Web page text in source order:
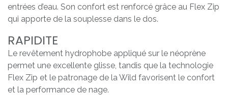
entrées d’eau. Son confort est renforcé grâce au Flex Zip
qui apporte de la souplesse dans le dos.
RAPIDITE
Le revêtement hydrophobe appliqué sur le néoprène
permet une excellente glisse, tandis que la technologie
Flex Zip et le patronage de la Wild favorisent le confort
et la performance de nage.